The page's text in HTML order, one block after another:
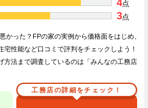
4点
3点
かった？FPの家の実例から価格面をはじめ、
性能など口コミで評判をチェックしよう！
方法まで調査しているのは「みんなの工務店
工務店の詳細をチェック！